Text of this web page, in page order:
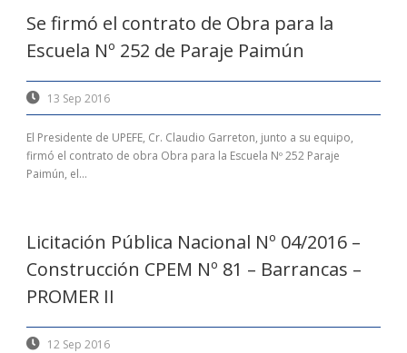
Se firmó el contrato de Obra para la
Escuela Nº 252 de Paraje Paimún
13 Sep 2016
El Presidente de UPEFE, Cr. Claudio Garreton, junto a su equipo,
firmó el contrato de obra Obra para la Escuela Nº 252 Paraje
Paimún, el...
Licitación Pública Nacional Nº 04/2016 –
Construcción CPEM Nº 81 – Barrancas –
PROMER II
12 Sep 2016